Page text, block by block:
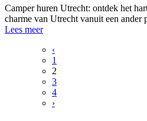
Camper huren Utrecht: ontdek het
charme van Utrecht vanuit een ander
Lees meer
‹
1
2
3
4
›